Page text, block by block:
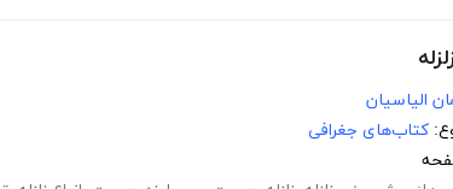
الیاسیان
کتاب‌های جغرافی